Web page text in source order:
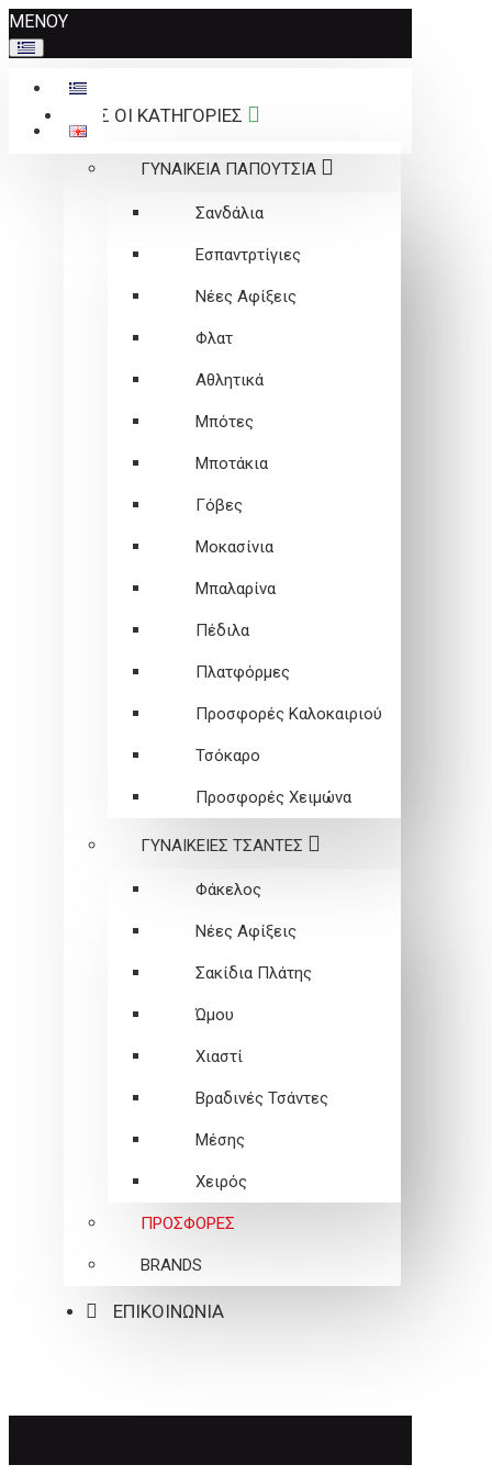
Σημείωση:
Αυτός
ο
ιστότοπος
περιλαμβάνει
ΜΕΝΟΥ
ΟΛΕΣ ΟΙ ΚΑΤΗΓΟΡΙΕΣ
ΓΥΝΑΙΚΕΙΑ ΠΑΠΟΥΤΣΙΑ
Σανδάλια
Εσπαντρτίγιες
Νέες Αφίξεις
Φλατ
Αθλητικά
Μπότες
Μποτάκια
Γόβες
Μοκασίνια
Μπαλαρίνα
Πέδιλα
Πλατφόρμες
Προσφορές Καλοκαιριού
Τσόκαρο
Προσφορές Χειμώνα
ΓΥΝΑΙΚΕΙEΣ ΤΣΑΝΤΕΣ
Φάκελος
Νέες Αφίξεις
Σακίδια Πλάτης
Ώμου
Χιαστί
Βραδινές Τσάντες
Μέσης
Χειρός
ΠΡΟΣΦΟΡΕΣ
BRANDS
ΕΠΙΚΟΙΝΩΝΙΑ